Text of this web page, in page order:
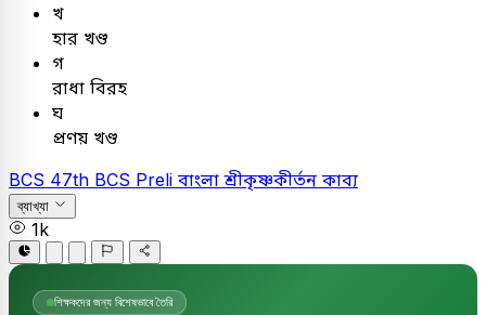
খ
হার খণ্ড
গ
রাধা বিরহ
ঘ
প্রণয় খণ্ড
BCS 47th BCS Preli বাংলাশ্রীকৃষ্ণকীর্তন কাব্য
ব্যাখ্যা
1k
শিক্ষকদের জন্য বিশেষভাবে তৈরি